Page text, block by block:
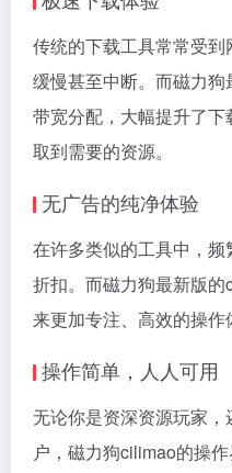
传统的下载工具常常受
缓慢甚至中断。而磁力
带宽分配，大幅提升了
取到需要的资源。
无广告的纯净体验
在许多类似的工具中，
折扣。而磁力狗最新版
来更加专注、高效的操作
操作简单，人人可用
无论你是资深资源玩家
户，磁力狗cilimao的操